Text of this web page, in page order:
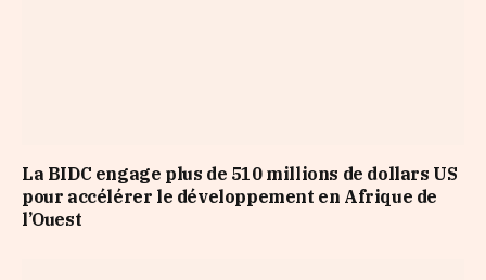
La BIDC engage plus de 510 millions de dollars US
pour accélérer le développement en Afrique de
l’Ouest